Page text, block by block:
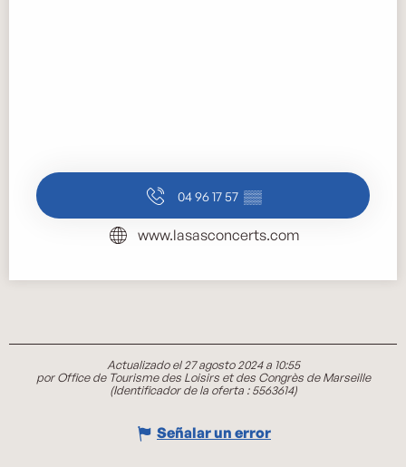
04 96 17 57 ▒▒
www.lasasconcerts.com
Actualizado el 27 agosto 2024 a 10:55
por Office de Tourisme des Loisirs et des Congrès de Marseille
(Identificador de la oferta :5563614)
Señalar un error